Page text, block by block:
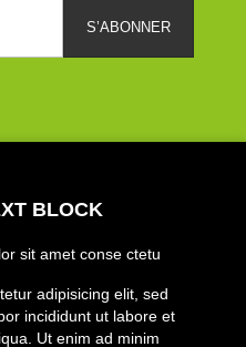
BLOCK
sit amet conse ctetu
adipisicing elit, sed
incididunt ut labore et
Ut enim ad minim